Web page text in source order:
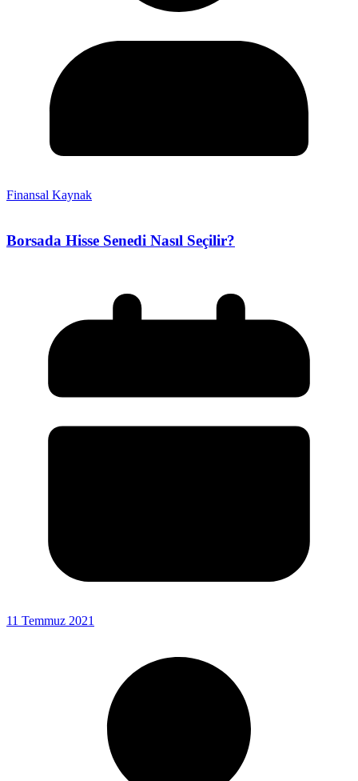
Finansal Kaynak
Borsada Hisse Senedi Nasıl Seçilir?
11 Temmuz 2021